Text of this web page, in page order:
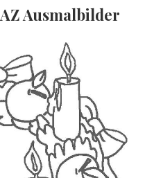
Ausmalbilder